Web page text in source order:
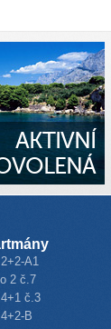
AKTIVNÍ
A1
2 č.7
č.3
B